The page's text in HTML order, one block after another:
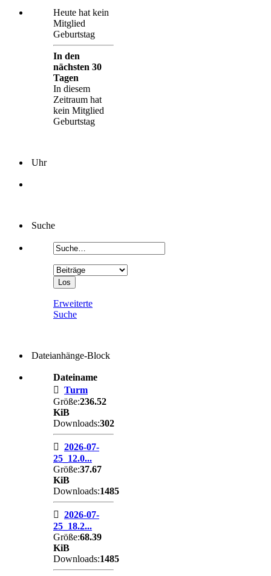
Heute hat kein
Mitglied
Geburtstag
In den
nächsten 30
Tagen
In diesem
Zeitraum hat
kein Mitglied
Geburtstag
Uhr
Suche
Erweiterte
Suche
Dateianhänge-Block
Dateiname
Turm
Größe:236.52
KiB
Downloads:302
2026-07-
25_12.0...
Größe:37.67
KiB
Downloads:1485
2026-07-
25_18.2...
Größe:68.39
KiB
Downloads:1485